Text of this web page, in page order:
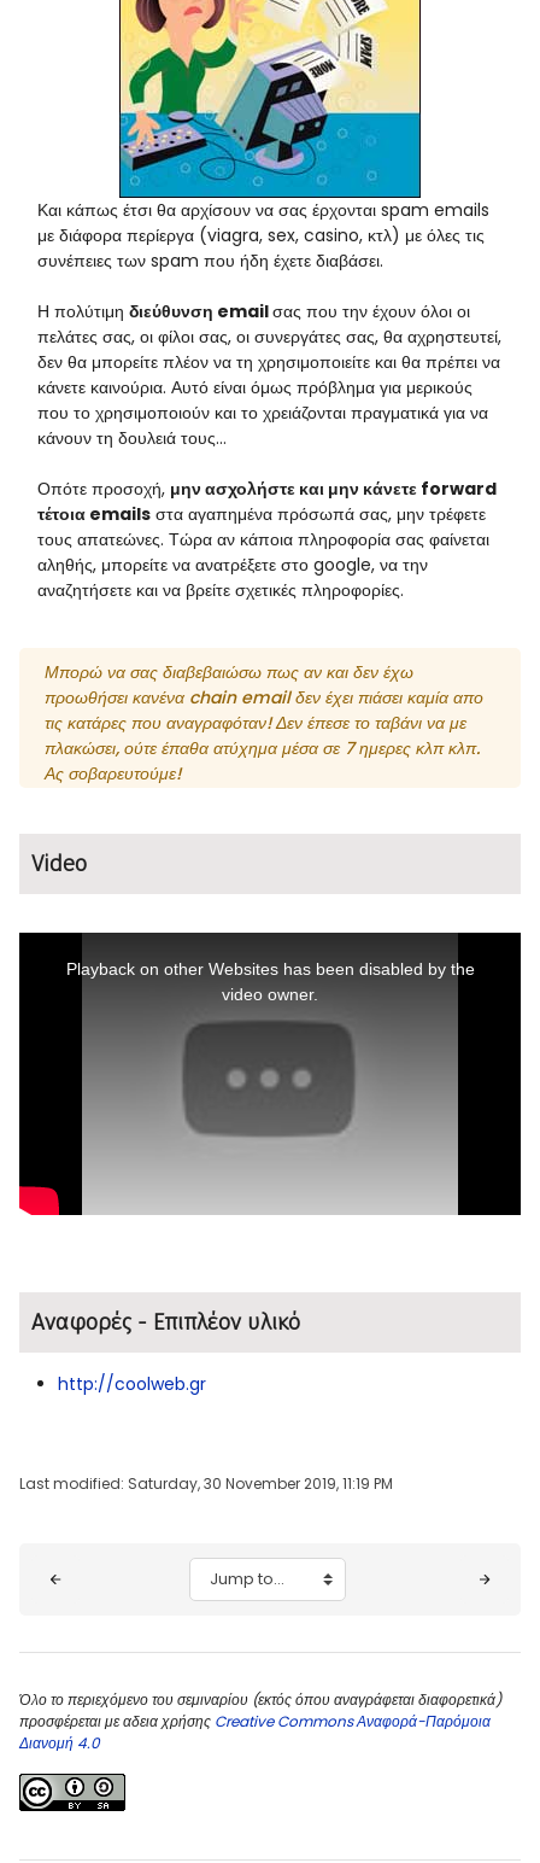
Και κάπως έτσι θα αρχίσουν να σας έρχονται spam emails
με διάφορα περίεργα (viagra, sex, casino, κτλ) με όλες τις
συνέπειες των spam που ήδη έχετε διαβάσει.
Η πολύτιμη διεύθυνση emailσας που την έχουν όλοι οι
πελάτες σας, οι φίλοι σας, οι συνεργάτες σας, θα αχρηστευτεί,
δεν θα μπορείτε πλέον να τη χρησιμοποιείτε και θα πρέπει να
κάνετε καινούρια. Αυτό είναι όμως πρόβλημα για μερικούς
που το χρησιμοποιούν και το χρειάζονται πραγματικά για να
κάνουν τη δουλειά τους...
Οπότε προσοχή, μην ασχολήστε και μην κάνετε forward
τέτοια emails στα αγαπημένα πρόσωπά σας, μην τρέφετε
τους απατεώνες. Τώρα αν κάποια πληροφορία σας φαίνεται
αληθής, μπορείτε να ανατρέξετε στο google, να την
αναζητήσετε και να βρείτε σχετικές πληροφορίες.
Μπορώ να σας διαβεβαιώσω πως αν και δεν έχω
προωθήσει κανένα chain email δεν έχει πιάσει καμία απο
τις κατάρες που αναγραφόταν! Δεν έπεσε το ταβάνι να με
πλακώσει, ούτε έπαθα ατύχημα μέσα σε 7 ημερες κλπ κλπ.
Ας σοβαρευτούμε!
Video
Playback on other Websites has been disabled by the
video owner.
Αναφορές - Επιπλέον υλικό
http://coolweb.gr
Last modified: Saturday, 30 November 2019, 11:19 PM
Jump to...
Όλο το περιεχόμενο του σεμιναρίου (εκτός όπου αναγράφεται διαφορετικά)
προσφέρεται με αδεια χρήσης Creative Commons Αναφορά-Παρόμοια
Διανομή 4.0